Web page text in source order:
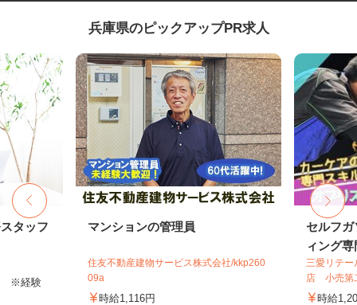
兵庫県のピックアップPR求人
タッフ
※経験
マンションの管理員
住友不動産建物サービス株式会社/kkp260
09a
時給1,116円
セルフ
ィング
三愛リテ
店 小売第
時給